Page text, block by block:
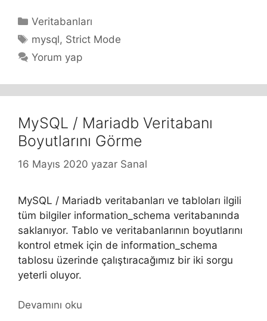
Kategoriler
Veritabanları
Etiketler
mysql, Strict Mode
Yorum yap
MySQL / Mariadb Veritabanı
Boyutlarını Görme
16 Mayıs 2020 yazar Sanal
MySQL / Mariadb veritabanları ve tabloları ilgili
tüm bilgiler information_schema veritabanında
saklanıyor. Tablo ve veritabanlarının boyutlarını
kontrol etmek için de information_schema
tablosu üzerinde çalıştıracağımız bir iki sorgu
yeterli oluyor.
Devamını oku